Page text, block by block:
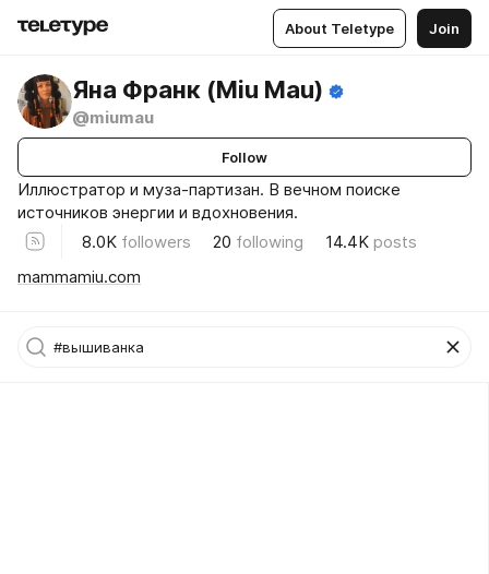
About Teletype Join
Яна Франк (Miu Mau)
@miumau
Follow
Иллюстратор и муза-партизан. В вечном поиске
источников энергии и вдохновения.
8.0K followers 20 following 14.4K posts
mammamiu.com